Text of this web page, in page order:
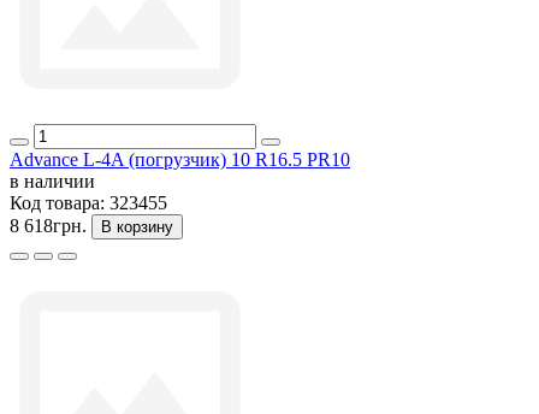
Advance L-4A (погрузчик) 10 R16.5 PR10
в наличии
Код товара: 323455
8 618грн.
В корзину